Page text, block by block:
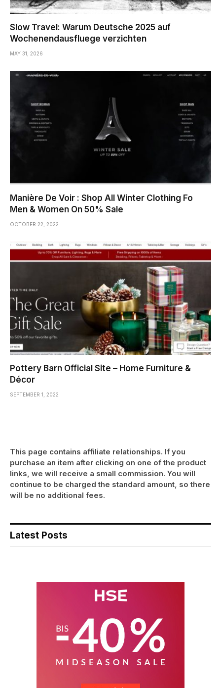
Slow Travel: Warum Deutsche 2025 auf
Wochenendausfluege verzichten
MAY 31, 2026
Manière De Voir : Shop All Winter Clothing Fo
Men & Women On 50% Sale
OCTOBER 22, 2022
Pottery Barn Official Site – Home Furniture &
Décor
SEPTEMBER 1, 2022
This page contains affiliate relationships. If you
purchase an item after clicking on one of the product
links, we will receive a small commission. You will
continue to be charged the standard amount, so there
will be no additional fees.
Latest Posts